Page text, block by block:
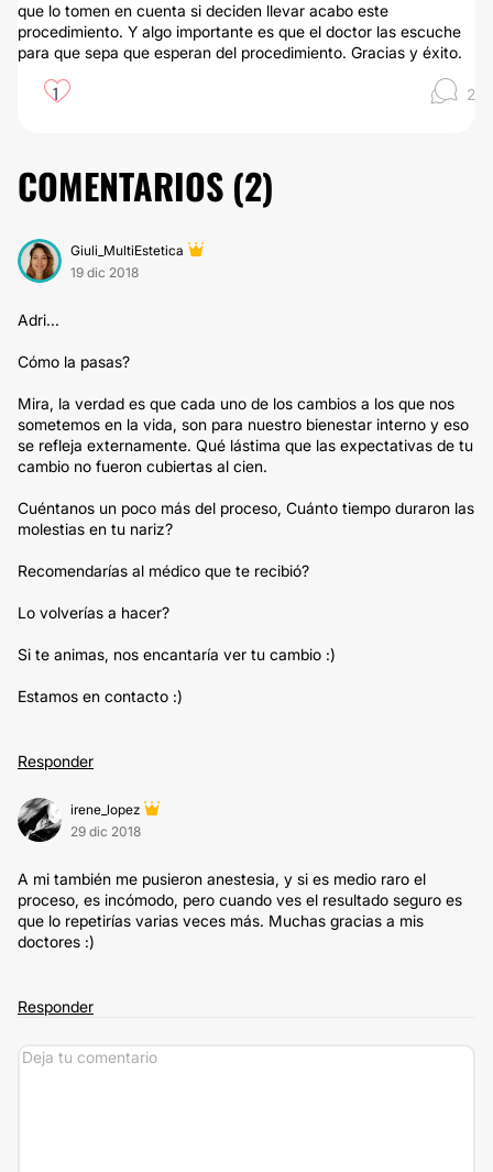
que lo tomen en cuenta si deciden llevar acabo este
procedimiento. Y algo importante es que el doctor las escuche
para que sepa que esperan del procedimiento. Gracias y éxito.
1 2
COMENTARIOS (2)
Giuli_MultiEstetica
19 dic 2018
Adri...
Cómo la pasas?
Mira, la verdad es que cada uno de los cambios a los que nos
sometemos en la vida, son para nuestro bienestar interno y eso
se refleja externamente. Qué lástima que las expectativas de tu
cambio no fueron cubiertas al cien.
Cuéntanos un poco más del proceso, Cuánto tiempo duraron las
molestias en tu nariz?
Recomendarías al médico que te recibió?
Lo volverías a hacer?
Si te animas, nos encantaría ver tu cambio :)
Estamos en contacto :)
Responder
irene_lopez
29 dic 2018
A mi también me pusieron anestesia, y si es medio raro el
proceso, es incómodo, pero cuando ves el resultado seguro es
que lo repetirías varias veces más. Muchas gracias a mis
doctores :)
Responder